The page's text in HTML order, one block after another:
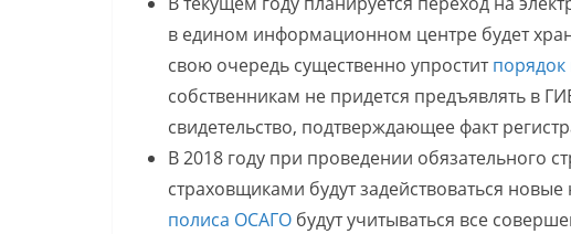
в едином информационном центре будет
свою очередь существенно упроститпорядок
собственникам не придется предъявлять в
свидетельство, подтверждающее факт
В 2018 году при проведении обязательного
страховщиками будут задействоваться
полиса ОСАГО будут учитываться все